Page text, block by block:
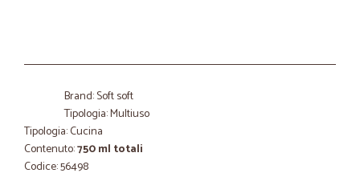
Brand: Soft soft
Tipologia: Multiuso
Tipologia: Cucina
Contenuto:750 ml totali
Codice: 56498